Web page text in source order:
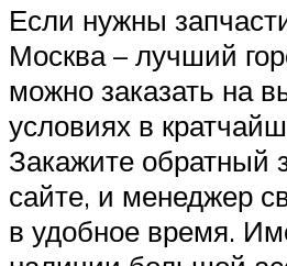
Если нужны
Москва – лучший
можно заказать на
условиях в
Закажите обратный
сайте, и менеджер
в удобное время.